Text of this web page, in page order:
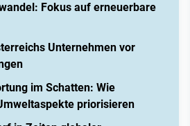
Fokus auf erneuerbare
Unternehmen vor
im Schatten: Wie
priorisieren